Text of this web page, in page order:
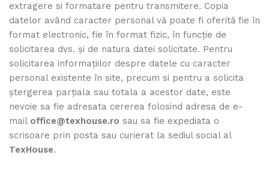
extragere si formatare pentru transmitere. Copia
datelor având caracter personal vă poate fi oferită fie în
format electronic, fie în format fizic, în funcție de
solicitarea dvs. şi de natura datei solicitate. Pentru
solicitarea informațiilor despre datele cu caracter
personal existente în site, precum si pentru a solicita
ștergerea parțiala sau totala a acestor date, este
nevoie sa fie adresata cererea folosind adresa de e-
mail office@texhouse.ro sau sa fie expediata o
scrisoare prin posta sau curierat la sediul social al
TexHouse.